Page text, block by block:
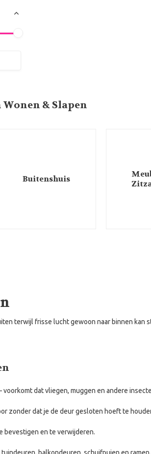
& Slapen
Buitenshuis
terwijl frisse lucht gewoon naar binnen kan
dat vliegen, muggen en andere
zonder dat je de deur gesloten hoeft te
bevestigen en te verwijderen.